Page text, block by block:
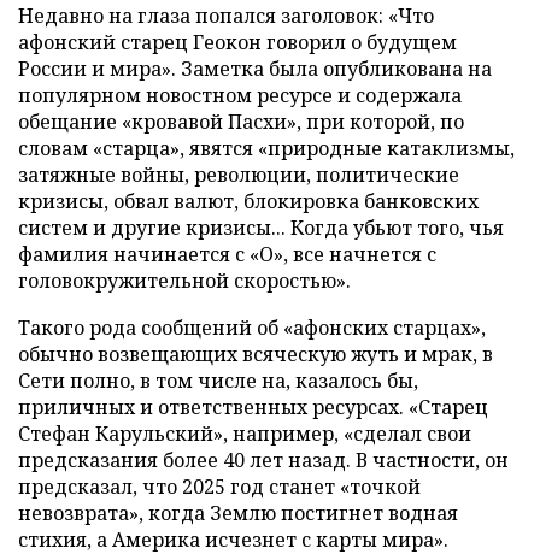
Недавно на глаза попался заголовок: «Что
афонский старец Геокон говорил о будущем
России и мира». Заметка была опубликована на
популярном новостном ресурсе и содержала
обещание «кровавой Пасхи», при которой, по
словам «старца», явятся «природные катаклизмы,
затяжные войны, революции, политические
кризисы, обвал валют, блокировка банковских
систем и другие кризисы... Когда убьют того, чья
фамилия начинается с «О», все начнется с
головокружительной скоростью».
Такого рода сообщений об «афонских старцах»,
обычно возвещающих всяческую жуть и мрак, в
Сети полно, в том числе на, казалось бы,
приличных и ответственных ресурсах. «Старец
Стефан Карульский», например, «сделал свои
предсказания более 40 лет назад. В частности, он
предсказал, что 2025 год станет «точкой
невозврата», когда Землю постигнет водная
стихия, а Америка исчезнет с карты мира».